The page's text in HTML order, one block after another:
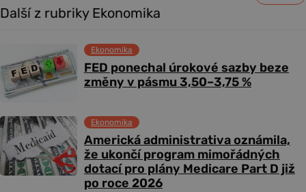
Další z rubriky Ekonomika
FED ponechal úrokové sazby beze
změny v pásmu 3,50–3,75 %
Ekonomika
Americká administrativa oznámila,
že ukončí program mimořádných
dotací pro plány Medicare Part D již
po roce 2026
Ekonomika